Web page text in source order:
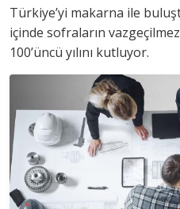
Türkiye’yi makarna ile
içinde sofraların
100’üncü yılını kutluyor.